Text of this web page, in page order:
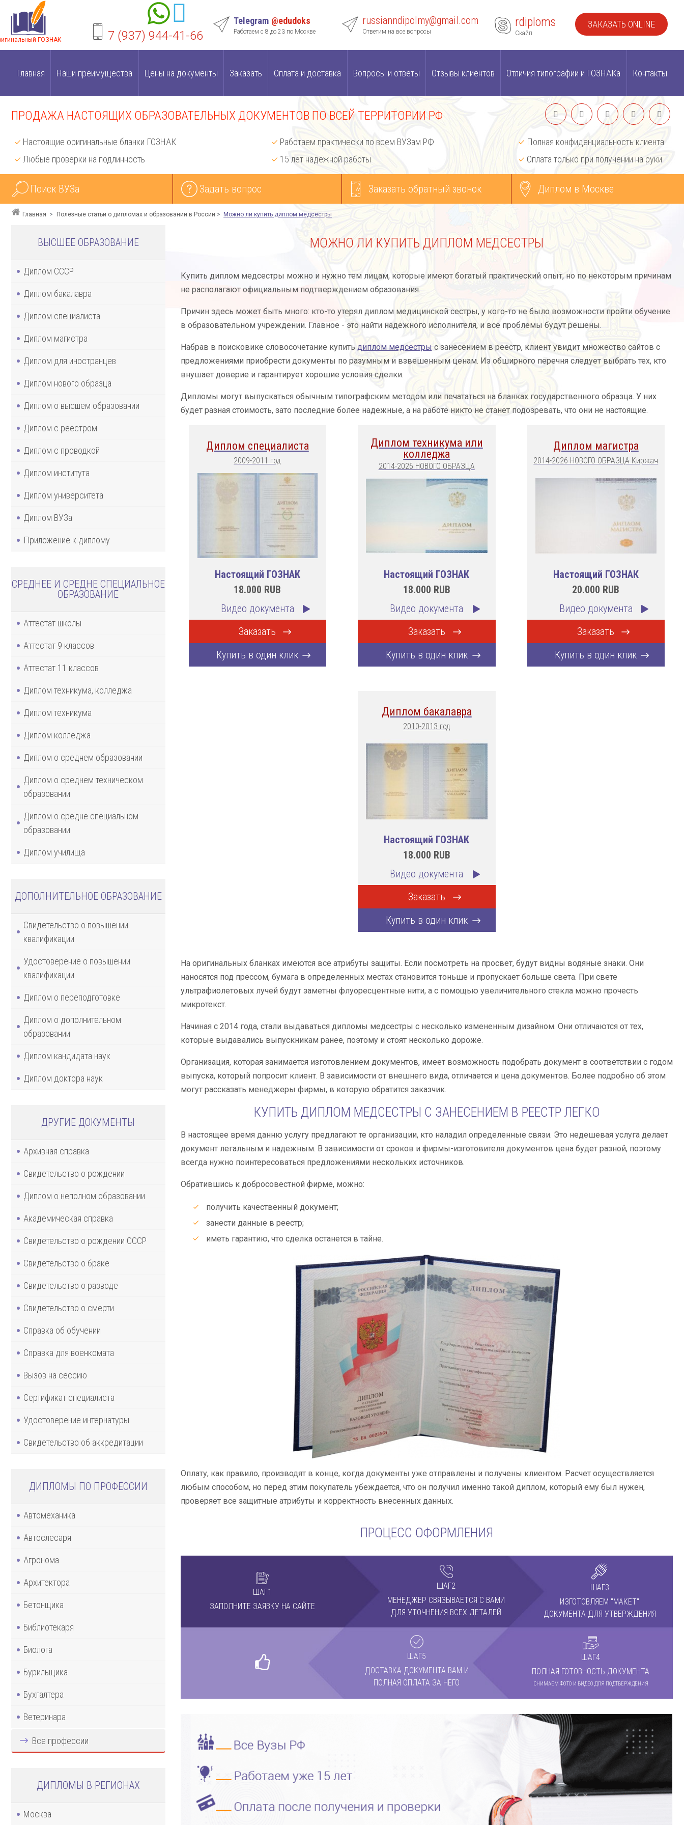
ГОЗНАК 7 (937) 944-41-66
Telegram @edudoks
Работаем с 8 до 23 по Москве
russianndipolmy@gmail.com
Ответим на все вопросы
rdiploms
Скайп
ЗАКАЗАТЬ ONLINE
Главная Наши преимущества Цены на документы Заказать Оплата и доставка Вопросы и ответы Отзывы клиентов Отличия типографии и ГОЗНАКа Контакты
ПРОДАЖА НАСТОЯЩИХ ОБРАЗОВАТЕЛЬНЫХ ДОКУМЕНТОВ ПО ВСЕЙ ТЕРРИТОРИИ РФ
Настоящие оригинальные бланки ГОЗНАК
Любые проверки на подлинность
Работаем практически по всем ВУЗам РФ
15 лет надежной работы
Полная конфиденциальность клиента
Оплата только при получении на руки
Поиск ВУЗа Задать вопрос Заказать обратный звонок Диплом в Москве
Главная Полезные статьи о дипломах и образовании в России Можно ли купить диплом медсестры
ВЫСШЕЕ ОБРАЗОВАНИЕ
Диплом СССР
Диплом бакалавра
Диплом специалиста
Диплом магистра
Диплом для иностранцев
Диплом нового образца
Диплом о высшем образовании
Диплом с реестром
Диплом с проводкой
Диплом института
Диплом университета
Диплом ВУЗа
Приложение к диплому
СРЕДНЕЕ И СРЕДНЕ СПЕЦИАЛЬНОЕ
ОБРАЗОВАНИЕ
Аттестат школы
Аттестат 9 классов
Аттестат 11 классов
Диплом техникума, колледжа
Диплом техникума
Диплом колледжа
Диплом о среднем образовании
Диплом о среднем техническом
образовании
Диплом о средне специальном
образовании
Диплом училища
ДОПОЛНИТЕЛЬНОЕ ОБРАЗОВАНИЕ
Свидетельство о повышении
квалификации
Удостоверение о повышении
квалификации
Диплом о переподготовке
Диплом о дополнительном
образовании
Диплом кандидата наук
Диплом доктора наук
ДРУГИЕ ДОКУМЕНТЫ
Архивная справка
Свидетельство о рождении
Диплом о неполном образовании
Академическая справка
Свидетельство о рождении СССР
Свидетельство о браке
Свидетельство о разводе
Свидетельство о смерти
Справка об обучении
Справка для военкомата
Вызов на сессию
Сертификат специалиста
Удостоверение интернатуры
Свидетельство об аккредитации
ДИПЛОМЫ ПО ПРОФЕССИИ
Автомеханика
Автослесаря
Агронома
Архитектора
Бетонщика
Библиотекаря
Биолога
Бурильщика
Бухгалтера
Ветеринара
Все профессии
ДИПЛОМЫ В РЕГИОНАХ
Москва
МОЖНО ЛИ КУПИТЬ ДИПЛОМ МЕДСЕСТРЫ
Купить диплом медсестры можно и нужно тем лицам, которые имеют богатый практический опыт, но по некоторым причинам
не располагают официальным подтверждением образования.
Причин здесь может быть много: кто-то утерял диплом медицинской сестры, у кого-то не было возможности пройти обучение
в образовательном учреждении. Главное - это найти надежного исполнителя, и все проблемы будут решены.
Набрав в поисковике словосочетание купить диплом медсестры с занесением в реестр, клиент увидит множество сайтов с
предложениями приобрести документы по разумным и взвешенным ценам. Из обширного перечня следует выбрать тех, кто
внушает доверие и гарантирует хорошие условия сделки.
Дипломы могут выпускаться обычным типографским методом или печататься на бланках государственного образца. У них
будет разная стоимость, зато последние более надежные, а на работе никто не станет подозревать, что они не настоящие.
Диплом специалиста
2009-2011 год
Настоящий ГОЗНАК
18.000 RUB
Видео документа
Заказать
Купить в один клик
Диплом техникума или
колледжа
2014-2026 НОВОГО ОБРАЗЦА
Настоящий ГОЗНАК
18.000 RUB
Видео документа
Заказать
Купить в один клик
Диплом магистра
2014-2026 НОВОГО ОБРАЗЦА Киржач
Настоящий ГОЗНАК
20.000 RUB
Видео документа
Заказать
Купить в один клик
Диплом бакалавра
2010-2013 год
Настоящий ГОЗНАК
18.000 RUB
Видео документа
Заказать
Купить в один клик
На оригинальных бланках имеются все атрибуты защиты. Если посмотреть на просвет, будут видны водяные знаки. Они
наносятся под прессом, бумага в определенных местах становится тоньше и пропускает больше света. При свете
ультрафиолетовых лучей будут заметны флуоресцентные нити, а с помощью увеличительного стекла можно прочесть
микротекст.
Начиная с 2014 года, стали выдаваться дипломы медсестры с несколько измененным дизайном. Они отличаются от тех,
которые выдавались выпускникам ранее, поэтому и стоят несколько дороже.
Организация, которая занимается изготовлением документов, имеет возможность подобрать документ в соответствии с годом
выпуска, который попросит клиент. В зависимости от внешнего вида, отличается и цена документов. Более подробно об этом
могут рассказать менеджеры фирмы, в которую обратится заказчик.
КУПИТЬ ДИПЛОМ МЕДСЕСТРЫ С ЗАНЕСЕНИЕМ В РЕЕСТР ЛЕГКО
В настоящее время данню услугу предлагают те организации, кто наладил определенные связи. Это недешевая услуга делает
документ легальным и надежным. В зависимости от сроков и фирмы-изготовителя документов цена будет разной, поэтому
всегда нужно поинтересоваться предложениями нескольких источников.
Обратившись к добросовестной фирме, можно:
получить качественный документ;
занести данные в реестр;
иметь гарантию, что сделка останется в тайне.
Оплату, как правило, производят в конце, когда документы уже отправлены и получены клиентом. Расчет осуществляется
любым способом, но перед этим покупатель убеждается, что он получил именно такой диплом, который ему был нужен,
проверяет все защитные атрибуты и корректность внесенных данных.
ПРОЦЕСС ОФОРМЛЕНИЯ
ШАГ1
ЗАПОЛНИТЕ ЗАЯВКУ НА САЙТЕ
ШАГ2
МЕНЕДЖЕР СВЯЗЫВАЕТСЯ С ВАМИ
ДЛЯ УТОЧНЕНИЯ ВСЕХ ДЕТАЛЕЙ
ШАГ3
ИЗГОТОВЛЯЕМ "МАКЕТ"
ДОКУМЕНТА ДЛЯ УТВЕРЖДЕНИЯ
ШАГ5
ДОСТАВКА ДОКУМЕНТА ВАМ И
ПОЛНАЯ ОПЛАТА ЗА НЕГО
ШАГ4
ПОЛНАЯ ГОТОВНОСТЬ ДОКУМЕНТА
СНИМАЕМ ФОТО И ВИДЕО ДЛЯ ПОДТВЕРЖДЕНИЯ